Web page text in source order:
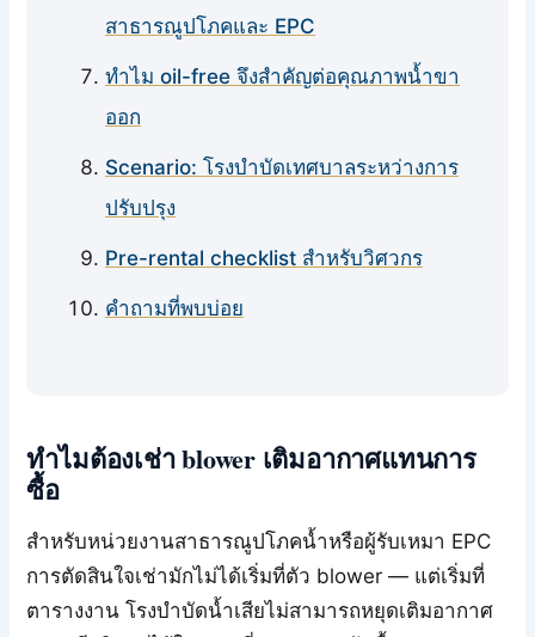
สาธารณูปโภคและ EPC
ทำไม oil-free จึงสำคัญต่อคุณภาพน้ำขา
ออก
Scenario: โรงบำบัดเทศบาลระหว่างการ
ปรับปรุง
Pre-rental checklist สำหรับวิศวกร
คำถามที่พบบ่อย
ทำไมต้องเช่า blower เติมอากาศแทนการ
ซื้อ
สำหรับหน่วยงานสาธารณูปโภคน้ำหรือผู้รับเหมา EPC
การตัดสินใจเช่ามักไม่ได้เริ่มที่ตัว blower — แต่เริ่มที่
ตารางงาน โรงบำบัดน้ำเสียไม่สามารถหยุดเติมอากาศ